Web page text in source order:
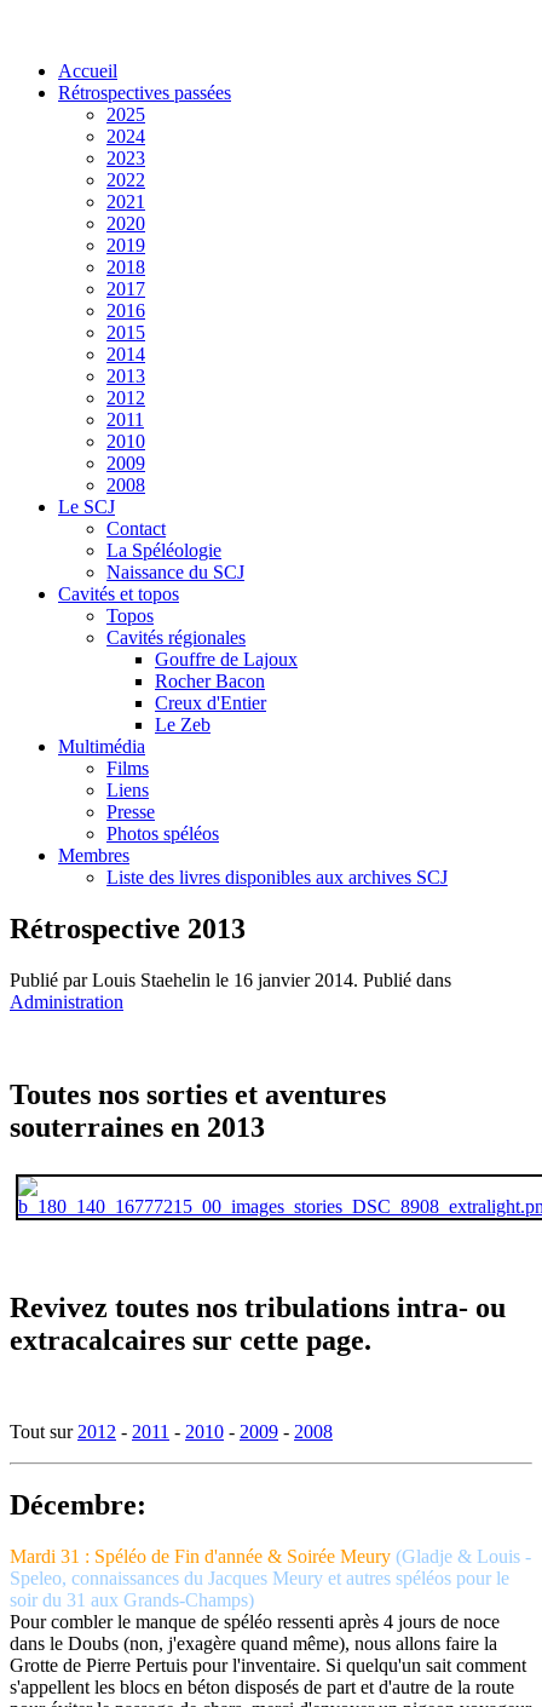
Accueil
Rétrospectives passées
2025
2024
2023
2022
2021
2020
2019
2018
2017
2016
2015
2014
2013
2012
2011
2010
2009
2008
Le SCJ
Contact
La Spéléologie
Naissance du SCJ
Cavités et topos
Topos
Cavités régionales
Gouffre de Lajoux
Rocher Bacon
Creux d'Entier
Le Zeb
Multimédia
Films
Liens
Presse
Photos spéléos
Membres
Liste des livres disponibles aux archives SCJ
Rétrospective 2013
Publié par Louis Staehelin le 16 janvier 2014. Publié dans
Administration
Toutes nos sorties et aventures
souterraines en 2013
Revivez toutes nos tribulations intra- ou
extracalcaires sur cette page.
Tout sur2012 - 2011 - 2010 - 2009 - 2008
Décembre:
Mardi 31 : Spéléo de Fin d'année & Soirée Meury (Gladje & Louis -
Speleo, connaissances du Jacques Meury et autres spéléos pour le
soir du 31 aux Grands-Champs)
Pour combler le manque de spéléo ressenti après 4 jours de noce
dans le Doubs (non, j'exagère quand même), nous allons faire la
Grotte de Pierre Pertuis pour l'inventaire. Si quelqu'un sait comment
s'appellent les blocs en béton disposés de part et d'autre de la route